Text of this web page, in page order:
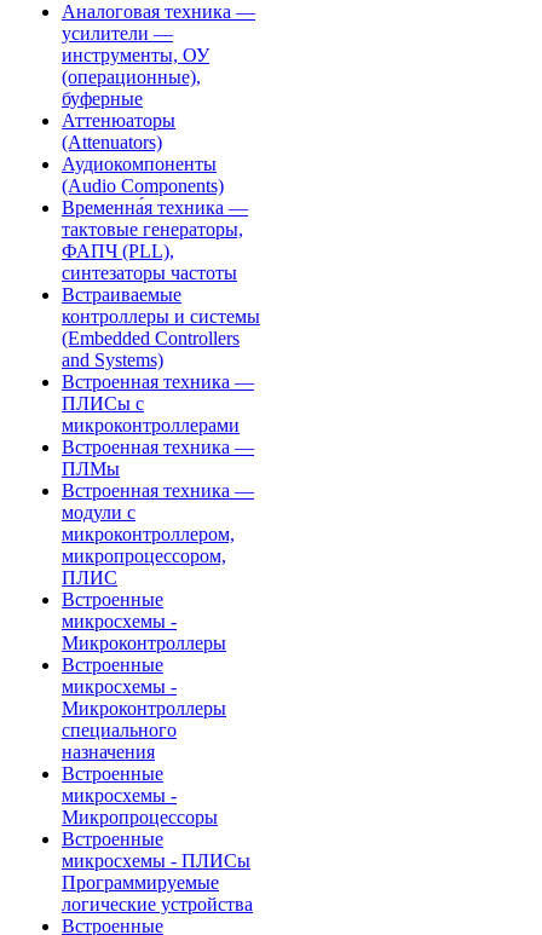
Аналоговая техника —
усилители —
инструменты, ОУ
(операционные),
буферные
Аттенюаторы
(Attenuators)
Аудиокомпоненты
(Audio Components)
Временна́я техника —
тактовые генераторы,
ФАПЧ (PLL),
синтезаторы частоты
Встраиваемые
контроллеры и системы
(Embedded Controllers
and Systems)
Встроенная техника —
ПЛИСы с
микроконтроллерами
Встроенная техника —
ПЛМы
Встроенная техника —
модули с
микроконтроллером,
микропроцессором,
ПЛИС
Встроенные
микросхемы -
Микроконтроллеры
Встроенные
микросхемы -
Микроконтроллеры
специального
назначения
Встроенные
микросхемы -
Микропроцессоры
Встроенные
микросхемы - ПЛИСы
Программируемые
логические устройства
Встроенные